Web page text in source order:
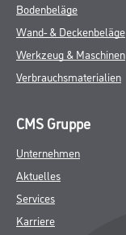
Bodenbeläge
Wand- & Deckenbeläge
Werkzeug & Maschinen
Verbrauchsmaterialien
CMS Gruppe
Unternehmen
Aktuelles
Services
Karriere